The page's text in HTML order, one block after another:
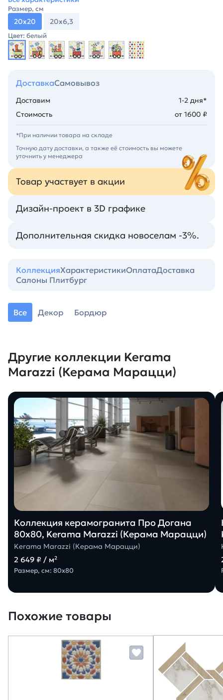
Размер, см
20х20 20х6,3
Цвет: белый
ДоставкаСамовывоз
Доставим
1-2 дня*
Стоимость
от 1600 ₽
*При наличии товара на складе
Точную дату доставки, а также её стоимость вы можете
уточнить у менеджера
Товар участвует в акции
Дизайн-проект в 3D графике
Дополнительная скидка новоселам -3%.
КоллекцияХарактеристикиОплатаДоставка
Салоны Плитбург
Все Декор Бордюр
Другие коллекции Kerama
Marazzi (Керама Марацци)
Коллекция керамогранита Про Догана
80х80, Kerama Marazzi (Керама Марацци)
Kerama Marazzi (Керама Марацци)
2 649 ₽ / м²
Размер, см: 80х80
Похожие товары